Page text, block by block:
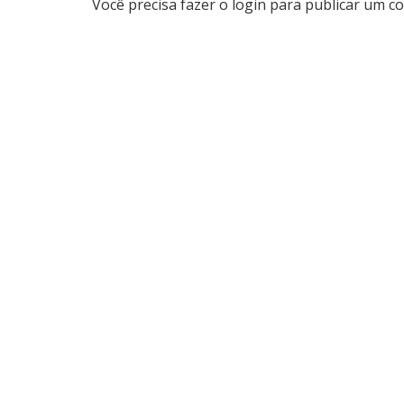
Você precisa fazer o login para publicar um